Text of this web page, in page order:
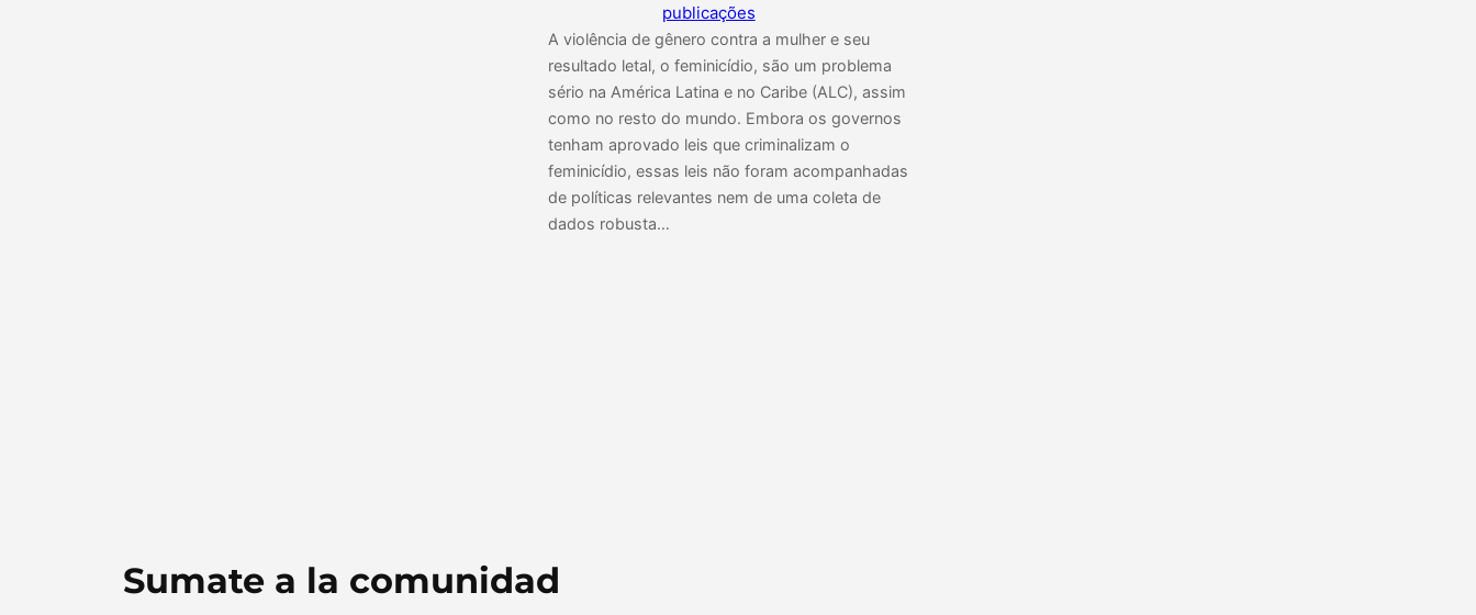
publicações
A violência de gênero contra a mulher e seu
resultado letal, o feminicídio, são um problema
sério na América Latina e no Caribe (ALC), assim
como no resto do mundo. Embora os governos
tenham aprovado leis que criminalizam o
feminicídio, essas leis não foram acompanhadas
de políticas relevantes nem de uma coleta de
dados robusta…
Sumate a la comunidad